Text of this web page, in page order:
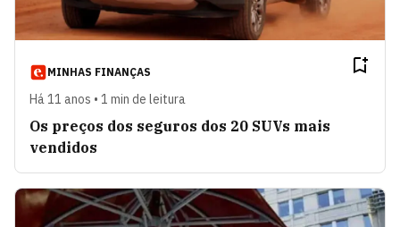
MINHAS FINANÇAS
Há 11 anos • 1 min de leitura
Os preços dos seguros dos 20 SUVs mais
vendidos